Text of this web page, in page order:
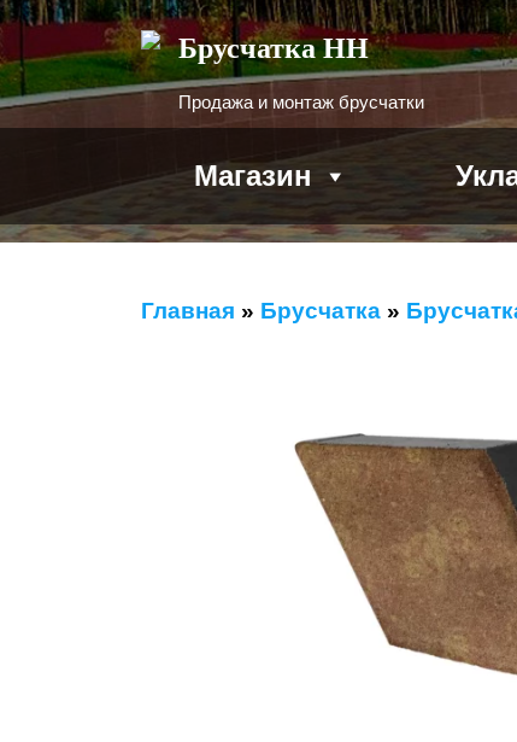
Брусчатка НН
Продажа и монтаж брусчатки
Магазин
Главная » Брусчатка »